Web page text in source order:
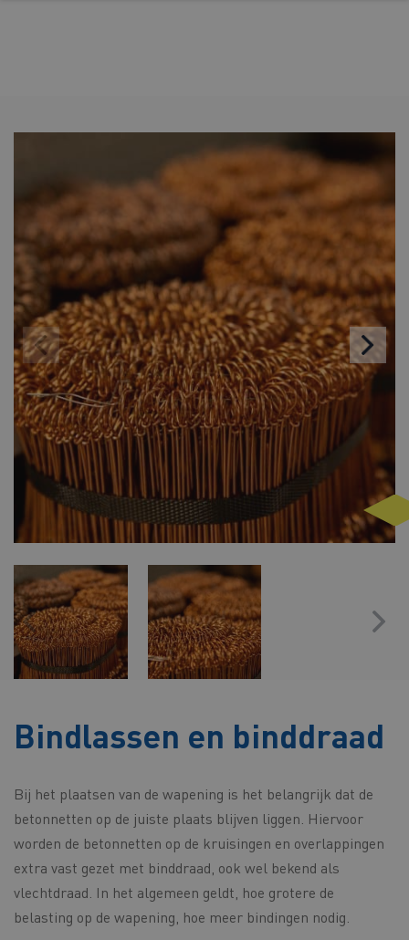
Bindlassen en binddraad
Bij het plaatsen van de wapening is het belangrijk dat de
betonnetten op de juiste plaats blijven liggen. Hiervoor
worden de betonnetten op de kruisingen en overlappingen
extra vast gezet met binddraad, ook wel bekend als
vlechtdraad. In het algemeen geldt, hoe grotere de
belasting op de wapening, hoe meer bindingen nodig.